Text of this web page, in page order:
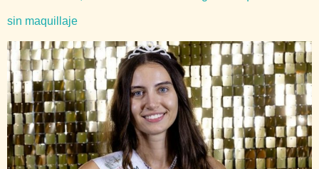
sin maquillaje